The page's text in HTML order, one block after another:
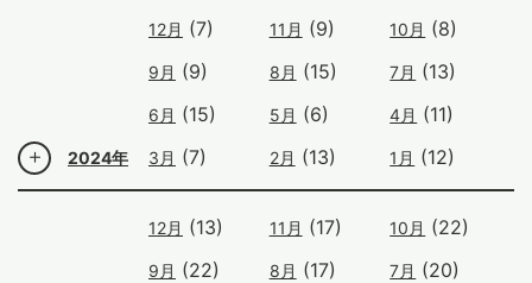
2024年
12月 (7) 11月 (9) 10月 (8)
9月 (9) 8月 (15) 7月 (13)
6月 (15) 5月 (6) 4月 (11)
3月 (7) 2月 (13) 1月 (12)
12月 (13) 11月 (17) 10月 (22)
9月 (22) 8月 (17) 7月 (20)